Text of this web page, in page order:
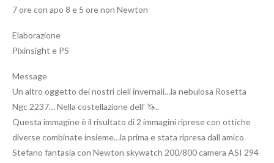
7 ore con apo 8 e 5 ore non Newton
Elaborazione
Pixinsight e PS
Message
Un altro oggetto dei nostri cieli invernali…la nebulosa Rosetta
Ngc 2237… Nella costellazione dell’ 🦄..
Questa immagine è il risultato di 2 immagini riprese con ottiche
diverse combinate insieme…la prima e stata ripresa dall amico
Stefano fantasia con Newton skywatch 200/800 camera ASI 294